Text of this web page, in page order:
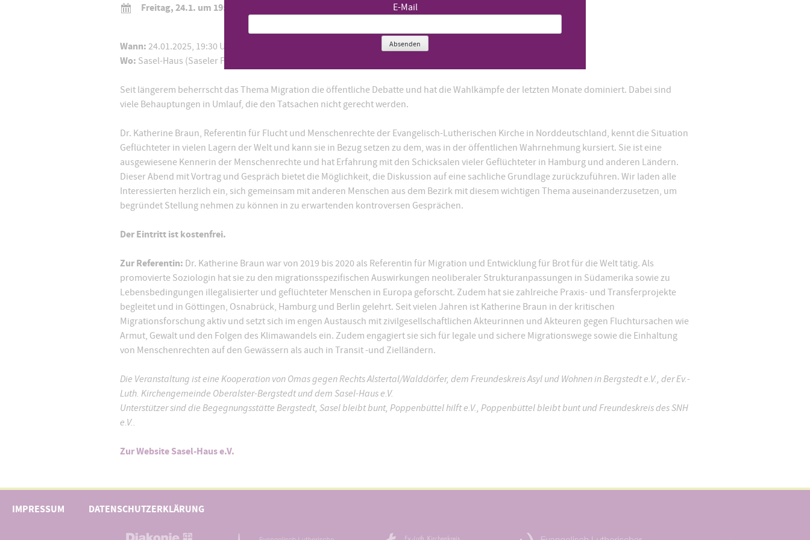
Freitag, 24.1. um 19:30 Uhr
Wann: 24.01.2025, 19:30 Uhr
Wo: Sasel-Haus (Saseler Parkweg 3, 22393 Hamburg)
Seit längerem beherrscht das Thema Migration die öffentliche Debatte und hat die Wahlkämpfe der letzten Monate dominiert. Dabei sind
viele Behauptungen in Umlauf, die den Tatsachen nicht gerecht werden.
Dr. Katherine Braun, Referentin für Flucht und Menschenrechte der Evangelisch-Lutherischen Kirche in Norddeutschland, kennt die Situation
Geflüchteter in vielen Lagern der Welt und kann sie in Bezug setzen zu dem, was in der öffentlichen Wahrnehmung kursiert. Sie ist eine
ausgewiesene Kennerin der Menschenrechte und hat Erfahrung mit den Schicksalen vieler Geflüchteter in Hamburg und anderen Ländern.
Dieser Abend mit Vortrag und Gespräch bietet die Möglichkeit, die Diskussion auf eine sachliche Grundlage zurückzuführen. Wir laden alle
Interessierten herzlich ein, sich gemeinsam mit anderen Menschen aus dem Bezirk mit diesem wichtigen Thema auseinanderzusetzen, um
begründet Stellung nehmen zu können in zu erwartenden kontroversen Gesprächen.
Der Eintritt ist kostenfrei.
Zur Referentin: Dr. Katherine Braun war von 2019 bis 2020 als Referentin für Migration und Entwicklung für Brot für die Welt tätig. Als
promovierte Soziologin hat sie zu den migrationsspezifischen Auswirkungen neoliberaler Strukturanpassungen in Südamerika sowie zu
Lebensbedingungen illegalisierter und geflüchteter Menschen in Europa geforscht. Zudem hat sie zahlreiche Praxis- und Transferprojekte
begleitet und in Göttingen, Osnabrück, Hamburg und Berlin gelehrt. Seit vielen Jahren ist Katherine Braun in der kritischen
Migrationsforschung aktiv und setzt sich im engen Austausch mit zivilgesellschaftlichen Akteurinnen und Akteuren gegen Fluchtursachen wie
Armut, Gewalt und den Folgen des Klimawandels ein. Zudem engagiert sie sich für legale und sichere Migrationswege sowie die Einhaltung
von Menschenrechten auf den Gewässern als auch in Transit -und Zielländern.
Die Veranstaltung ist eine Kooperation von Omas gegen Rechts Alstertal/Walddörfer, dem Freundeskreis Asyl und Wohnen in Bergstedt e.V., der Ev.-
Luth. Kirchengemeinde Oberalster-Bergstedt und dem Sasel-Haus e.V.
Unterstützer sind die Begegnungsstätte Bergstedt, Sasel bleibt bunt, Poppenbüttel hilft e.V., Poppenbüttel bleibt bunt und Freundeskreis des SNH
e.V..
Zur Website Sasel-Haus e.V.
IMPRESSUM DATENSCHUTZERKLÄRUNG
E-Mail
Absenden